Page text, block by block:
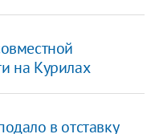
на Курилах
в отставку